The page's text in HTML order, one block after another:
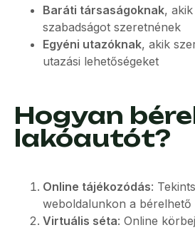
Baráti társaságoknak,
szabadságot szeretnének
Egyéni utazóknak, akik
utazási lehetőségeket
Hogyan
lakóautót?
Online tájékozódás:
weboldalunkon a bérelhető
Virtuális séta: Online